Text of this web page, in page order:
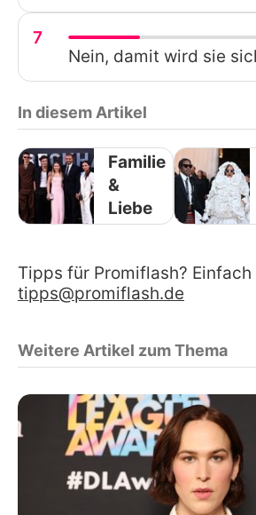
7
Nein, damit wird sie
In diesem Artikel
Familie
&
Liebe
Tipps für Promiflash? Einfach
tipps@promiflash.de
Weitere Artikel zum Thema